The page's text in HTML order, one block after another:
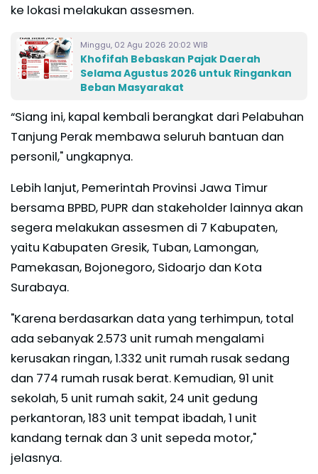
ke lokasi melakukan assesmen.
Minggu, 02 Agu 2026 20:02 WIB
Khofifah Bebaskan Pajak Daerah
Selama Agustus 2026 untuk Ringankan
Beban Masyarakat
“Siang ini, kapal kembali berangkat dari Pelabuhan
Tanjung Perak membawa seluruh bantuan dan
personil," ungkapnya.
Lebih lanjut, Pemerintah Provinsi Jawa Timur
bersama BPBD, PUPR dan stakeholder lainnya akan
segera melakukan assesmen di 7 Kabupaten,
yaitu Kabupaten Gresik, Tuban, Lamongan,
Pamekasan, Bojonegoro, Sidoarjo dan Kota
Surabaya.
"Karena berdasarkan data yang terhimpun, total
ada sebanyak 2.573 unit rumah mengalami
kerusakan ringan, 1.332 unit rumah rusak sedang
dan 774 rumah rusak berat. Kemudian, 91 unit
sekolah, 5 unit rumah sakit, 24 unit gedung
perkantoran, 183 unit tempat ibadah, 1 unit
kandang ternak dan 3 unit sepeda motor,"
jelasnya.